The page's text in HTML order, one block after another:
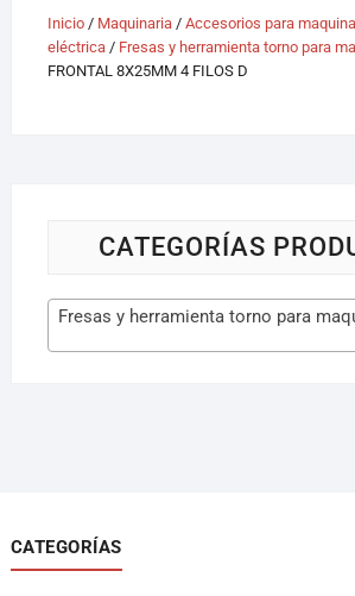
Inicio/ Maquinaria/ Accesorios para
eléctrica/ Fresas y herramienta torno para
FRONTAL 8X25MM 4 FILOS D
CATEGORÍAS
Fresas y herramienta torno para
CATEGORÍAS